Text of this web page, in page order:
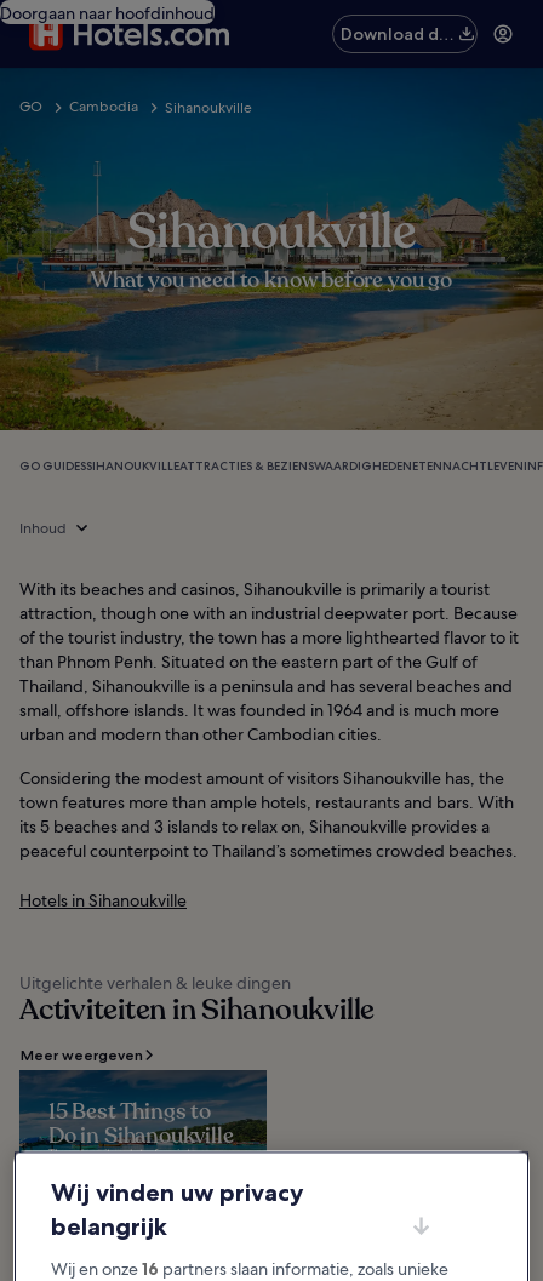
Doorgaan naar hoofdinhoud
Download de
app
GO Cambodia Sihanoukville
Sihanoukville
What you need to know before you go
GO GUIDESSIHANOUKVILLEATTRACTIES & BEZIENSWAARDIGHEDENETENNACHTLEVEN
Inhoud
With its beaches and casinos, Sihanoukville is primarily a tourist
attraction, though one with an industrial deepwater port. Because
of the tourist industry, the town has a more lighthearted flavor to it
than Phnom Penh. Situated on the eastern part of the Gulf of
Thailand, Sihanoukville is a peninsula and has several beaches and
small, offshore islands. It was founded in 1964 and is much more
urban and modern than other Cambodian cities.
Considering the modest amount of visitors Sihanoukville has, the
town features more than ample hotels, restaurants and bars. With
its 5 beaches and 3 islands to relax on, Sihanoukville provides a
peaceful counterpoint to Thailand’s sometimes crowded beaches.
Hotels in Sihanoukville
Uitgelichte verhalen & leuke dingen
Activiteiten in Sihanoukville
Meer weergeven
15 Best Things to
Do in Sihanoukville
There’s quite a lot of variety
famous for having some of the
best beaches in...
Wij vinden uw privacy
belangrijk
Wij en onze16 partners slaan informatie, zoals unieke